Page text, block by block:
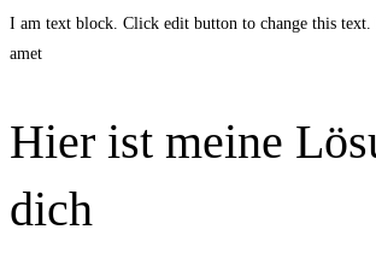
I am text block. Click edit button to change this
amet
Hier ist meine
dich